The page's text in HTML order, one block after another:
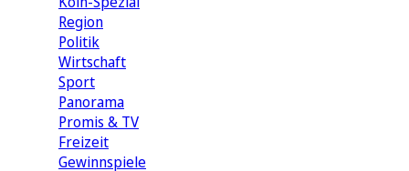
Region
Politik
Wirtschaft
Sport
Panorama
Promis & TV
Freizeit
Gewinnspiele